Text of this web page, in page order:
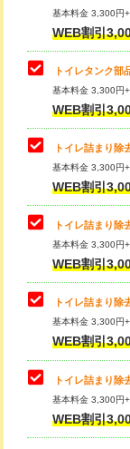
基本料金 3,300円
WEB割引
トイレタンク部
基本料金 3,300円
WEB割引
トイレ詰まり除
基本料金 3,300円
WEB割引
トイレ詰まり
基本料金 3,300円
WEB割引
トイレ詰まり
基本料金 3,300円
WEB割引
トイレ詰まり除
基本料金 3,300円
WEB割引